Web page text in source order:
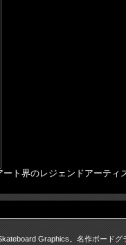
ト界のレジェンドアーテ
Graphics。名作ボード